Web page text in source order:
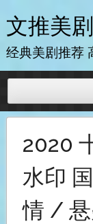
至
内
文推美剧
经典美剧推荐
2020
水印
情 /